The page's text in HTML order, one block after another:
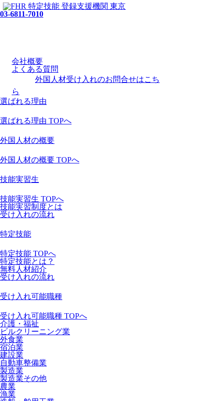
03-6811-7010
会社概要
よくある質問
外国人材受け入れのお問合せはこち
ら
選ばれる理由
選ばれる理由 TOPへ
外国人材の概要
外国人材の概要 TOPへ
技能実習生
技能実習生 TOPへ
技能実習制度とは
受け入れの流れ
特定技能
特定技能 TOPへ
特定技能とは？
無料人材紹介
受け入れの流れ
受け入れ可能職種
受け入れ可能職種 TOPへ
介護・福祉
ビルクリーニング業
外食業
宿泊業
建設業
自動車整備業
製造業
製造業その他
農業
漁業